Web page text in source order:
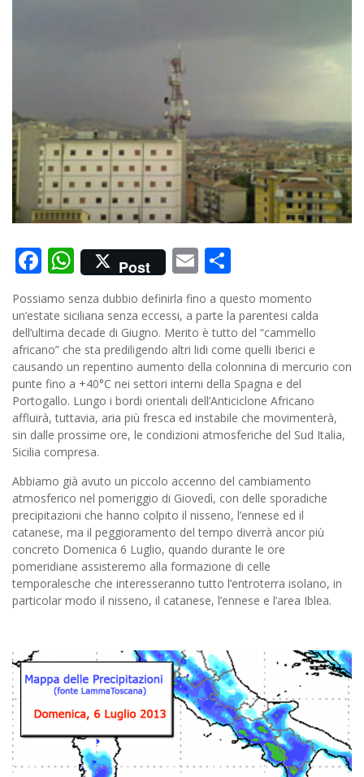
Facebook
WhatsApp
Post Email
Possiamo senza dubbio definirla fino a questo momento
un’estate siciliana senza eccessi, a parte la parentesi calda
dell’ultima decade di Giugno. Merito è tutto del “cammello
africano” che sta prediligendo altri lidi come quelli Iberici e
causando un repentino aumento della colonnina di mercurio con
punte fino a +40°C nei settori interni della Spagna e del
Portogallo. Lungo i bordi orientali dell’Anticiclone Africano
affluirà, tuttavia, aria più fresca ed instabile che movimenterà,
sin dalle prossime ore, le condizioni atmosferiche del Sud Italia,
Sicilia compresa.
Abbiamo già avuto un piccolo accenno del cambiamento
atmosferico nel pomeriggio di Giovedì, con delle sporadiche
precipitazioni che hanno colpito il nisseno, l’ennese ed il
catanese, ma il peggioramento del tempo diverrà ancor più
concreto Domenica 6 Luglio, quando durante le ore
pomeridiane assisteremo alla formazione di celle
temporalesche che interesseranno tutto l’entroterra isolano, in
particolar modo il nisseno, il catanese, l’ennese e l’area Iblea.